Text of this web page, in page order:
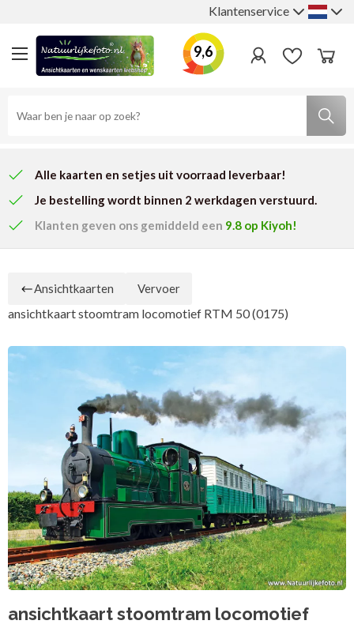
Klantenservice
9,6
Alle kaarten en setjes uit voorraad leverbaar!
Je bestelling wordt binnen 2 werkdagen verstuurd.
Klanten geven ons gemiddeld een 9.8 op Kiyoh!
Ansichtkaarten Vervoer
ansichtkaart stoomtram locomotief RTM 50 (0175)
ansichtkaart stoomtram locomotief